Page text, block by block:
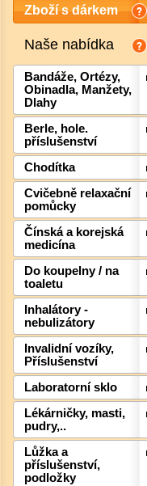
Zboží s dárkem
Naše nabídka
Bandáže, Ortézy,
Obinadla, Manžety,
Dlahy
Berle, hole.
příslušenství
Chodítka
Cvičebně relaxační
pomůcky
Čínská a korejská
medicína
Do koupelny / na
toaletu
Inhalátory -
nebulizátory
Invalidní vozíky,
Příslušenství
Laboratorní sklo
Lékárničky, masti,
pudry,..
Lůžka a
příslušenství,
podložky